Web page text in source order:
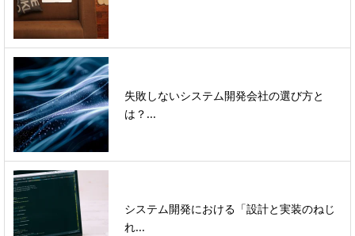
失敗しないシステム開発会社の選び方と
は？...
システム開発における「設計と実装のねじ
れ...